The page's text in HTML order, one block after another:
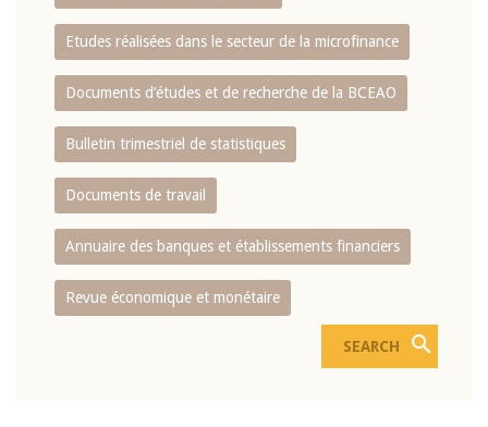
Etudes réalisées dans le secteur de la microfinance
Documents d’études et de recherche de la BCEAO
Bulletin trimestriel de statistiques
Documents de travail
Annuaire des banques et établissements financiers
Revue économique et monétaire